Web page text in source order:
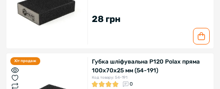
28 грн
Хіт продаж
Губка шліфувальна P120 Polax пряма
100х70х25 мм (54-191)
Код товару: 54-191
0